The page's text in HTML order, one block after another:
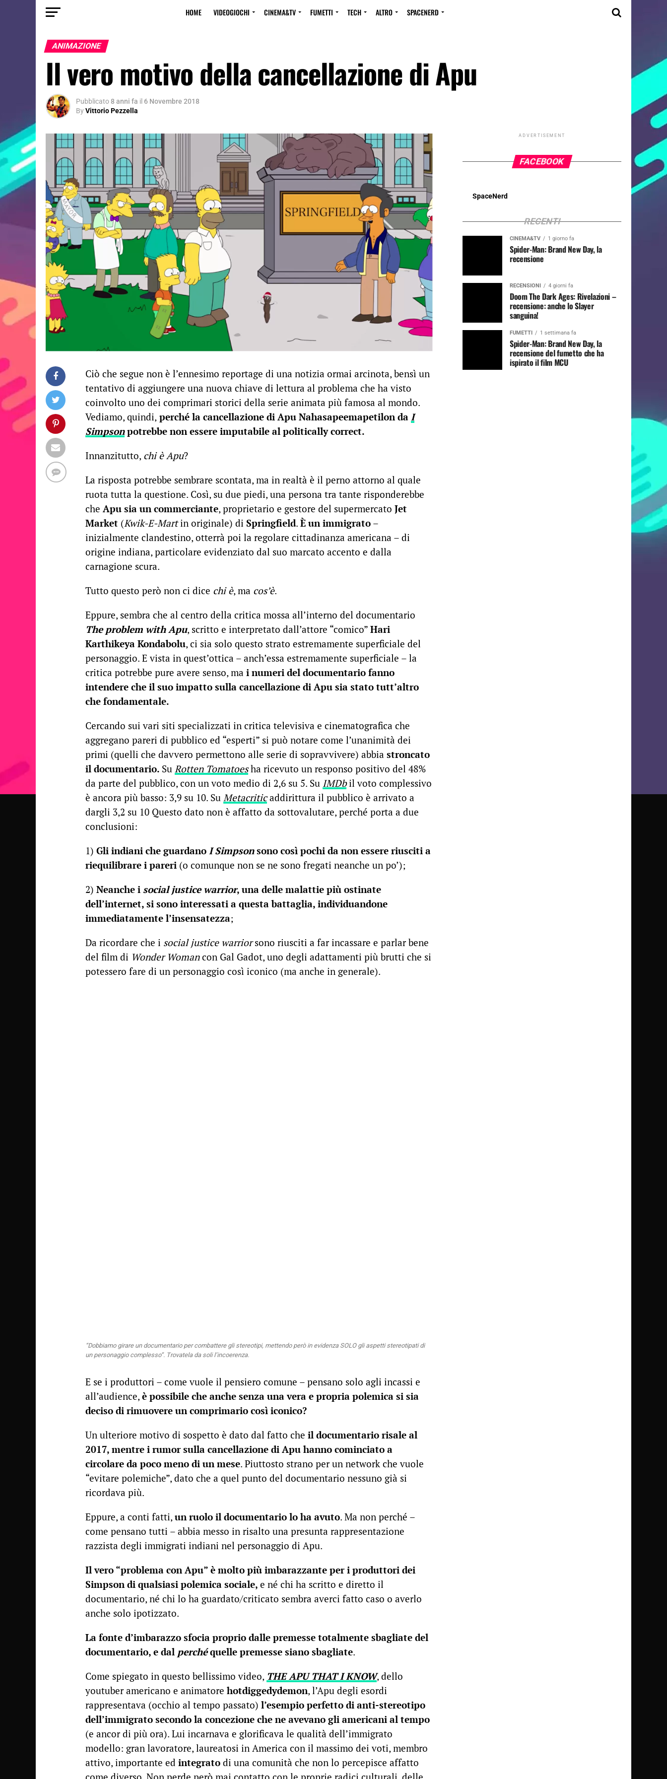
HOME VIDEOGIOCHI CINEMA&TV FUMETTI TECH ALTRO SPACENERD
ANIMAZIONE
Il vero motivo della cancellazione di Apu
Pubblicato8 anni fa il 6 Novembre 2018
ByVittorio Pezzella
Ciò che segue non è l’ennesimo reportage di una notizia ormai arcinota, bensì un
tentativo di aggiungere una nuova chiave di lettura al problema che ha visto
coinvolto uno dei comprimari storici della serie animata più famosa al mondo.
Vediamo, quindi, perché la cancellazione di Apu Nahasapeemapetilon da I
Simpson potrebbe non essere imputabile al politically correct.
Innanzitutto, chi è Apu?
La risposta potrebbe sembrare scontata, ma in realtà è il perno attorno al quale
ruota tutta la questione. Così, su due piedi, una persona tra tante risponderebbe
che Apu sia un commerciante, proprietario e gestore del supermercato Jet
Market (Kwik-E-Martin originale) di Springfield. È un immigrato –
inizialmente clandestino, otterrà poi la regolare cittadinanza americana – di
origine indiana, particolare evidenziato dal suo marcato accento e dalla
carnagione scura.
Tutto questo però non ci dice chi è, ma cos’è.
Eppure, sembra che al centro della critica mossa all’interno del documentario
The problem with Apu, scritto e interpretato dall’attore “comico” Hari
Karthikeya Kondabolu, ci sia solo questo strato estremamente superficiale del
personaggio. E vista in quest’ottica – anch’essa estremamente superficiale – la
critica potrebbe pure avere senso, ma i numeri del documentario fanno
intendere che il suo impatto sulla cancellazione di Apu sia stato tutt’altro
che fondamentale.
Cercando sui vari siti specializzati in critica televisiva e cinematografica che
aggregano pareri di pubblico ed “esperti” si può notare come l’unanimità dei
primi (quelli che davvero permettono alle serie di sopravvivere) abbia stroncato
il documentario. Su Rotten Tomatoesha ricevuto un responso positivo del 48%
da parte del pubblico, con un voto medio di 2,6 su 5. Su IMDbil voto complessivo
è ancora più basso: 3,9 su 10. Su Metacriticaddirittura il pubblico è arrivato a
dargli 3,2 su 10 Questo dato non è affatto da sottovalutare, perché porta a due
conclusioni:
1) Gli indiani che guardano I Simpsonsono così pochi da non essere riusciti a
riequilibrare i pareri (o comunque non se ne sono fregati neanche un po’);
2) Neanche i social justice warrior, una delle malattie più ostinate
dell’internet, si sono interessati a questa battaglia, individuandone
immediatamente l’insensatezza;
Da ricordare che i social justice warriorsono riusciti a far incassare e parlar bene
del film di Wonder Womancon Gal Gadot, uno degli adattamenti più brutti che si
potessero fare di un personaggio così iconico (ma anche in generale).
“Dobbiamo girare un documentario per combattere gli stereotipi, mettendo però in evidenza SOLO gli aspetti stereotipati di
un personaggio complesso”. Trovatela da soli l’incoerenza.
E se i produttori – come vuole il pensiero comune – pensano solo agli incassi e
all’audience, è possibile che anche senza una vera e propria polemica si sia
deciso di rimuovere un comprimario così iconico?
Un ulteriore motivo di sospetto è dato dal fatto che il documentario risale al
2017, mentre i rumor sulla cancellazione di Apu hanno cominciato a
circolare da poco meno di un mese. Piuttosto strano per un network che vuole
“evitare polemiche”, dato che a quel punto del documentario nessuno già si
ricordava più.
Eppure, a conti fatti, un ruolo il documentario lo ha avuto. Ma non perché –
come pensano tutti – abbia messo in risalto una presunta rappresentazione
razzista degli immigrati indiani nel personaggio di Apu.
Il vero “problema con Apu” è molto più imbarazzante per i produttori dei
Simpson di qualsiasi polemica sociale, e né chi ha scritto e diretto il
documentario, né chi lo ha guardato/criticato sembra averci fatto caso o averlo
anche solo ipotizzato.
La fonte d’imbarazzo sfocia proprio dalle premesse totalmente sbagliate del
documentario, e dal perchéquelle premesse siano sbagliate.
Come spiegato in questo bellissimo video, THE APU THAT I KNOW, dello
youtuber americano e animatore hotdiggedydemon, l’Apu degli esordi
rappresentava (occhio al tempo passato) l’esempio perfetto di anti-stereotipo
dell’immigrato secondo la concezione che ne avevano gli americani al tempo
(e ancor di più ora). Lui incarnava e glorificava le qualità dell’immigrato
modello: gran lavoratore, laureatosi in America con il massimo dei voti, membro
attivo, importante ed integrato di una comunità che non lo percepisce affatto
ADVERTISEMENT
FACEBOOK
SpaceNerd
RECENTI
CINEMA&TV 1 giorno fa
Spider-Man: Brand New Day, la
recensione
RECENSIONI 4 giorni fa
Doom The Dark Ages: Rivelazioni –
recensione: anche lo Slayer
sanguina!
FUMETTI 1 settimana fa
Spider-Man: Brand New Day, la
recensione del fumetto che ha
ispirato il film MCU